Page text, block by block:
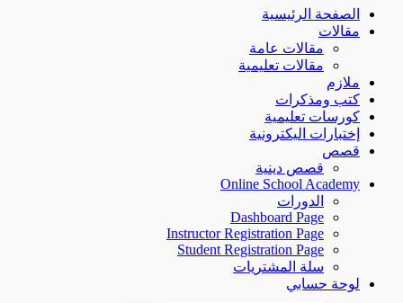
الصفحة الرئيسية
مقالات
مقالات عامة
مقالات تعليمية
ملازم
كتب ومذكرات
كورسات تعليمية
إختبارات اليكترونية
قصص
قصص دينية
Online School Academy
الدورات
Dashboard Page
Instructor Registration Page
Student Registration Page
سلة المشتريات
لوحة حسابي